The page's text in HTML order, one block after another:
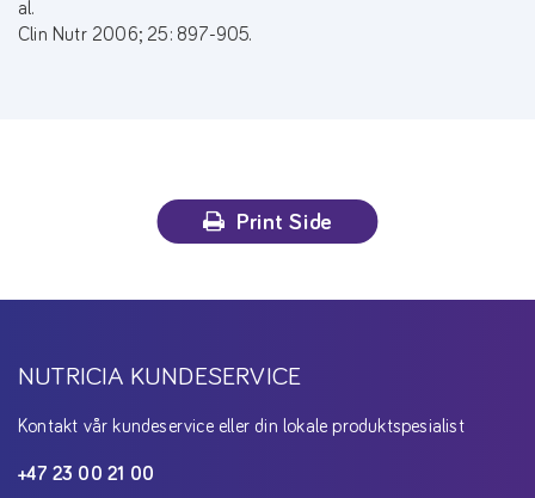
al.
Clin Nutr 2006; 25: 897-905.
Print Side
NUTRICIA KUNDESERVICE
Kontakt vår kundeservice eller din lokale produktspesialist
+47 23 00 21 00